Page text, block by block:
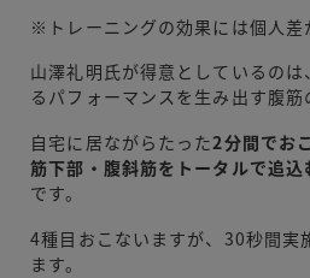
※トレーニングの効果には個人差
山澤礼明氏が得意としているの
るパフォーマンスを生み出す腹筋
自宅に居ながらたった2分間でお
筋下部・腹斜筋をトータルで追込
です。
4種目おこないますが、30秒間実
ます。